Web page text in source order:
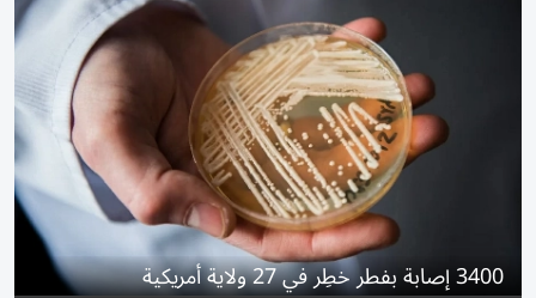
3400 إصابة بفطر خطِر في 27 ولاية أمريكية